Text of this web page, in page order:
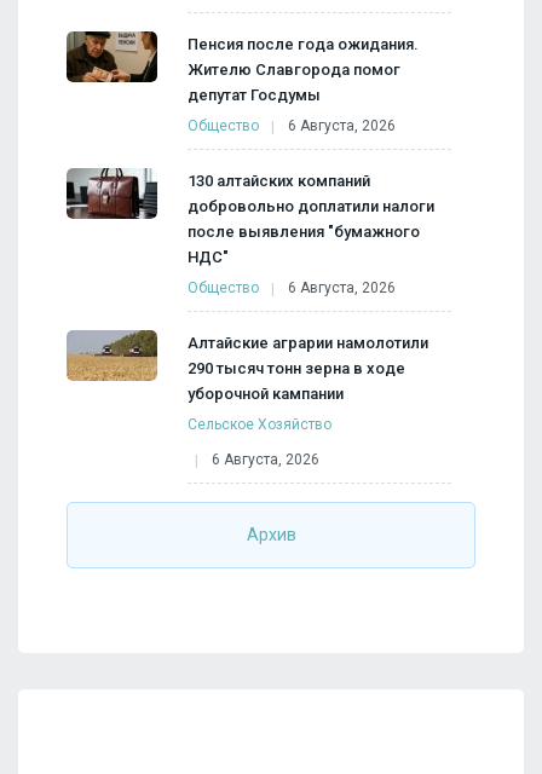
Пенсия после года ожидания.
Жителю Славгорода помог
депутат Госдумы
Общество 6 Августа, 2026
130 алтайских компаний
добровольно доплатили налоги
после выявления "бумажного
НДС"
Общество 6 Августа, 2026
Алтайские аграрии намолотили
290 тысяч тонн зерна в ходе
уборочной кампании
Сельское Хозяйство
6 Августа, 2026
Архив